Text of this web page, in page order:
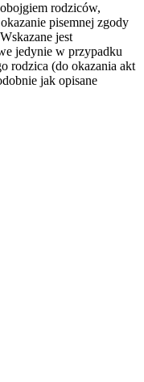
rodziców,
pisemnej zgody
jest
jedynie w przypadku
rodzica (do okazania akt
jak opisane